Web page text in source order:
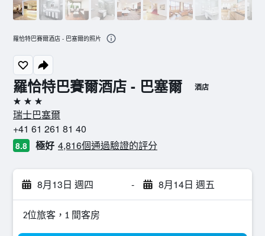
羅恰特巴賽爾酒店 - 巴塞爾 酒店
3星級
瑞士巴塞爾
+41 61 261 81 40
8.8 極好 4,816個通過驗證的評分
8月13日 週四 - 8月14日 週五
2位旅客，1 間客房
羅恰特巴賽爾酒店 - 巴塞爾的照片